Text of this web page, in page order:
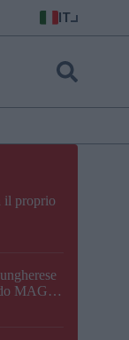
IT
il proprio
MAGA,